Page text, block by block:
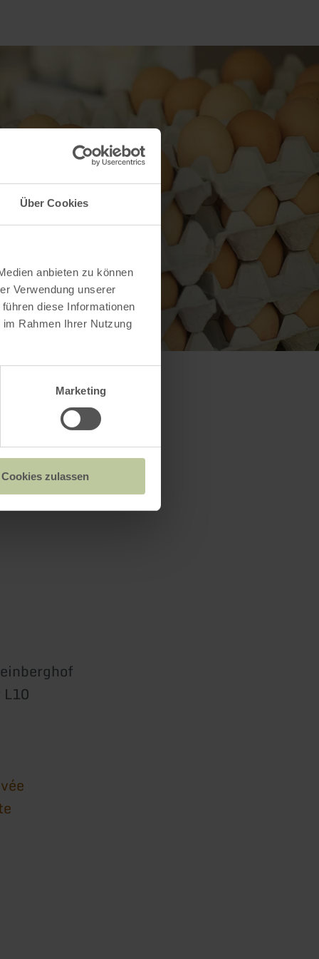
Über Cookies
anbieten zu können
Verwendung unserer
diese Informationen
Rahmen Ihrer Nutzung
Marketing
Cookies zulassen